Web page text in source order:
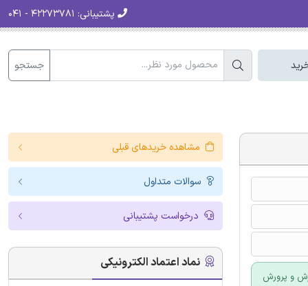
پشتیبانی:
جستجو
و پرورش
مشاهده خریدهای قبلی
سوالات متداول
درخواست پشتیبانی
نماد اعتماد الکترونیکی